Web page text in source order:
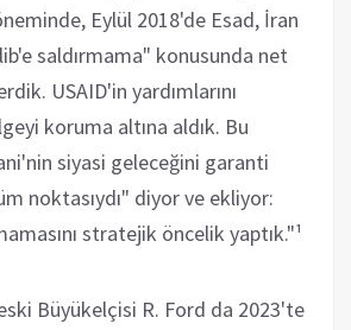
Eylül 2018'de Esad, İran
saldırmama" konusunda net
USAID'in yardımlarını
koruma altına aldık. Bu
siyasi geleceğini garanti
noktasıydı" diyor ve ekliyor:
stratejik öncelik yaptık."¹
Büyükelçisi R. Ford da 2023'te